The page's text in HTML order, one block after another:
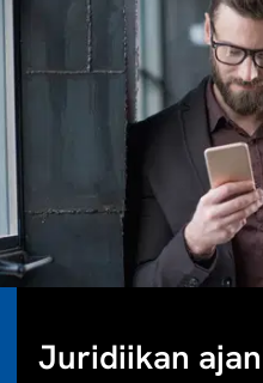
Juridiikan